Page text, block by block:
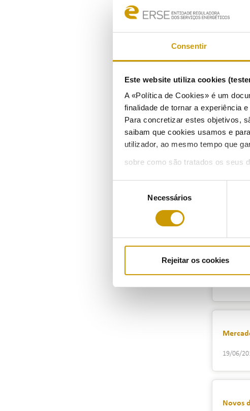
Consentir
Este website utiliza cookies
A «Política de Cookies» é um
finalidade de tornar a experiência
Para concretizar estes objetivos,
saibam que cookies usamos e
utilizador, ao mesmo tempo que
sobre como são tratados os seus
consentimento
Necessários
Rejeitar os cookies
26/09/
ERSE
27/07/
19/06/
Novos